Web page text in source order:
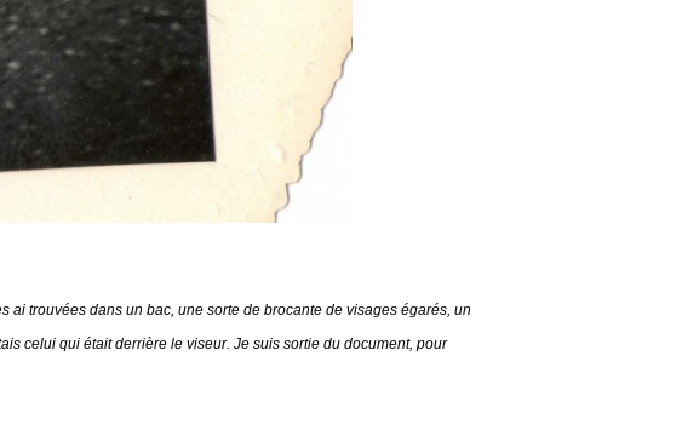
trouvées dans un bac, une sorte de brocante de visages égarés, un
celui qui était derrière le viseur. Je suis sortie du document, pour